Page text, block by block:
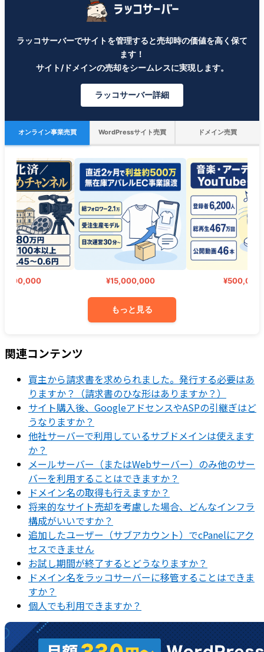
ラッコサーバーでサイトを管理すると売却時の価値を高く保て
ます！
サイト/ドメインの売却をシームレスに実現します。
ラッコサーバー詳細
オンライン事業売買 WordPressサイト売買 ドメイン売買
¥15,000,000 ¥500,000
もっと見る
関連コンテンツ
買主から請求書を求められました。発行する必要はあ
りますか？（請求書のひな形はありますか？）
サイト購入後、GoogleアドセンスやASPの引継ぎはど
うなりますか？
他社サーバーで利用しているサブドメインは使えます
か？
メールサーバー（またはWebサーバー）のみ他のサー
バーを利用することはできますか？
ドメイン名の取得も行えますか？
将来的なサイト売却を考慮した場合、どんなインフラ
構成がいいですか？
追加したユーザー（サブアカウント）でcPanelにアク
セスできません
お試し期間が終了するとどうなりますか？
ドメイン名をラッコサーバーに移管することはできま
すか？
個人でも利用できますか？